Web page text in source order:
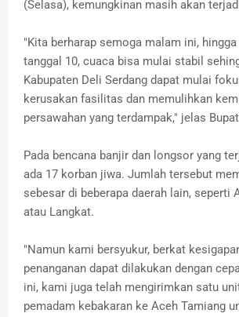
(Selasa), kemungkinan masih akan
"Kita berharap semoga malam ini,
tanggal 10, cuaca bisa mulai stabil
Kabupaten Deli Serdang dapat mulai
kerusakan fasilitas dan memulihkan
persawahan yang terdampak," jelas
Pada bencana banjir dan longsor yang
ada 17 korban jiwa. Jumlah tersebut
sebesar di beberapa daerah lain, seperti
atau Langkat.
"Namun kami bersyukur, berkat
penanganan dapat dilakukan dengan
ini, kami juga telah mengirimkan satu
pemadam kebakaran ke Aceh Tamiang